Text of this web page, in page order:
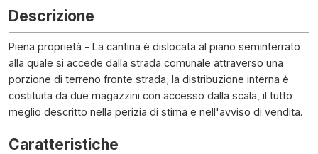
Descrizione
Piena proprietà - La cantina è dislocata al piano seminterrato
alla quale si accede dalla strada comunale attraverso una
porzione di terreno fronte strada; la distribuzione interna è
costituita da due magazzini con accesso dalla scala, il tutto
meglio descritto nella perizia di stima e nell'avviso di vendita.
Caratteristiche